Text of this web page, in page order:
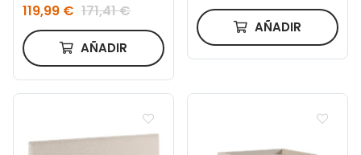
119,99 € 171,41 €
AÑADIR
AÑADIR